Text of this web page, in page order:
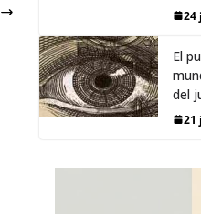
24
El
del
21